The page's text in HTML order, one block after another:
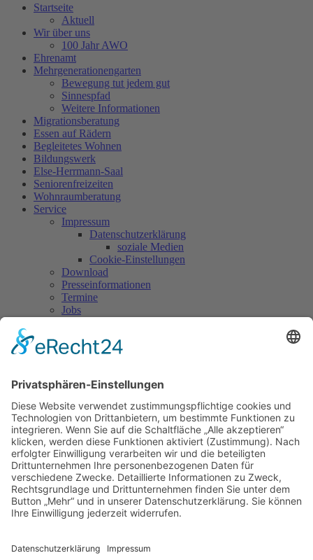
Startseite
Aktuell
Wir über uns
100 Jahr AWO
Ehrenamt
Mehrgenerationengarten
Bewegung tut jedem gut
Sinnespfad
Weitere Informationen
Migrationsberatung
Essen auf Rädern
Begleitetes Wohnen
Bildungswerk
Else-Herrmann-Saal
Seniorenfreizeiten
Wohnraumberatung
Service
Impressum
Datenschutzerklärung
soziale Medien
Cookie-Einstellungen
Download
Presseinformationen
Termine
Jobs
Login
Weronika Muran 1952 - 2023
Wir trauern um unsere Orchesterleiterin Weronika Muran. Weronika
spielte viele Jahre als Violinistin die „erste Geige“ im AWO-Salon-
Orchester.
Seit 2018 war sie auch die musikalische Leiterin und hat mit ihrer
Herzlichkeit und Hilfsbereitschaft ihre Freude am Leben und an der
Musik weitergegeben.